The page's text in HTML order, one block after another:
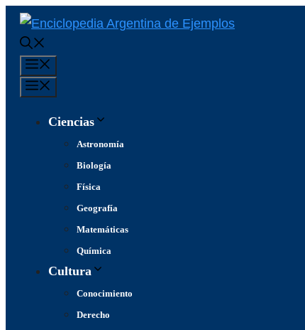
Saltar
contenido
Ciencias
Astronomía
Biología
Física
Geografía
Matemáticas
Química
Cultura
Conocimiento
Derecho